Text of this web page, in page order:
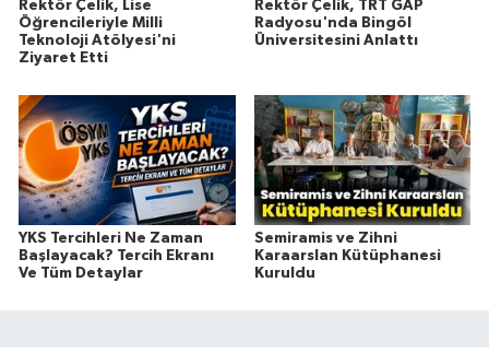
Rektör Çelik, Lise
Öğrencileriyle Milli
Teknoloji Atölyesi'ni
Ziyaret Etti
Rektör Çelik, TRT GAP
Radyosu'nda Bingöl
Üniversitesini Anlattı
YKS Tercihleri Ne Zaman
Başlayacak? Tercih Ekranı
Ve Tüm Detaylar
Semiramis ve Zihni
Karaarslan Kütüphanesi
Kuruldu